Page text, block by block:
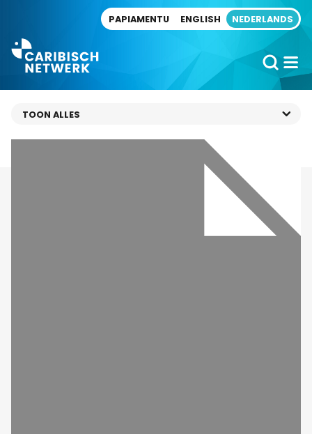
PAPIAMENTU ENGLISH NEDERLANDS